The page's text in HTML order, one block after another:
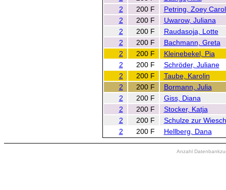
2
200 F
Petring, Zoey
2
200 F
Uwarow, Juliana
2
200 F
Raudasoja, Lotte
2
200 F
Bachmann, Greta
2
200 F
Kleinebekel, Pia
2
200 F
Schröder, Juliane
2
200 F
Taube, Karolin
2
200 F
Bormann, Julia
2
200 F
Giss, Diana
2
200 F
Stocker, Katja
2
200 F
Schulze zur
2
200 F Hellberg, Dana
Anzahl